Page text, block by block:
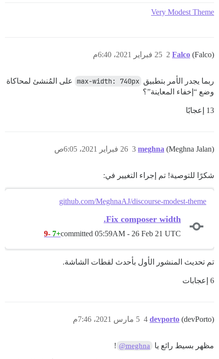
Very Modest Theme
Falco (Falco) 25 فبراير 2021، 6:40م 2
ربما يجدر الأمر بتطبيق max-width: 740px على المُنشئ لمحاكاة
وضع “إخفاء المعاينة”؟
13 إعجابًا
meghna (Meghna Jalan) 26 فبراير 2021، 6:05ص 3
شكرًا للتوصية! تم إجراء التغيير في:
github.com/MeghnaAJ/discourse-modest-theme
Fix composer width.
committed 05:59AM - 26 Feb 21 UTC
+7
-9
تم تحديث المنشور الأول بأحدث لقطات الشاشة.
6 إعجابات
devporto (devPorto) 5 مارس 2021، 7:46م 4
مظهر بسيط رائع يا @meghna
!